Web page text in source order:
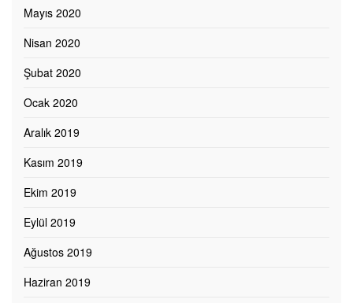
Mayıs 2020
Nisan 2020
Şubat 2020
Ocak 2020
Aralık 2019
Kasım 2019
Ekim 2019
Eylül 2019
Ağustos 2019
Haziran 2019